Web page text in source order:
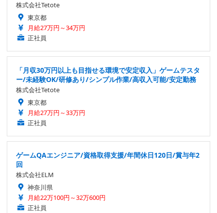
株式会社Tetote
東京都
月給27万円～34万円
正社員
「月収30万円以上も目指せる環境で安定収入」ゲームテスタ
ー/未経験OK/研修あり/シンプル作業/高収入可能/安定勤務
株式会社Tetote
東京都
月給27万円～33万円
正社員
ゲームQAエンジニア/資格取得支援/年間休日120日/賞与年2
回
株式会社ELM
神奈川県
月給22万100円～32万600円
正社員